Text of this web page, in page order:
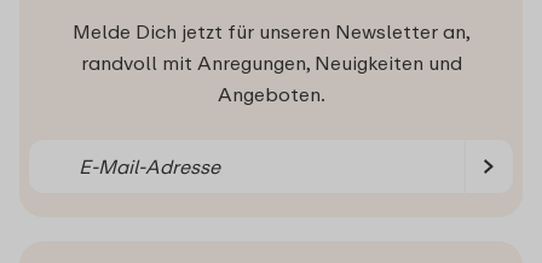
Melde Dich jetzt für unseren Newsletter an,
randvoll mit Anregungen, Neuigkeiten und
Angeboten.